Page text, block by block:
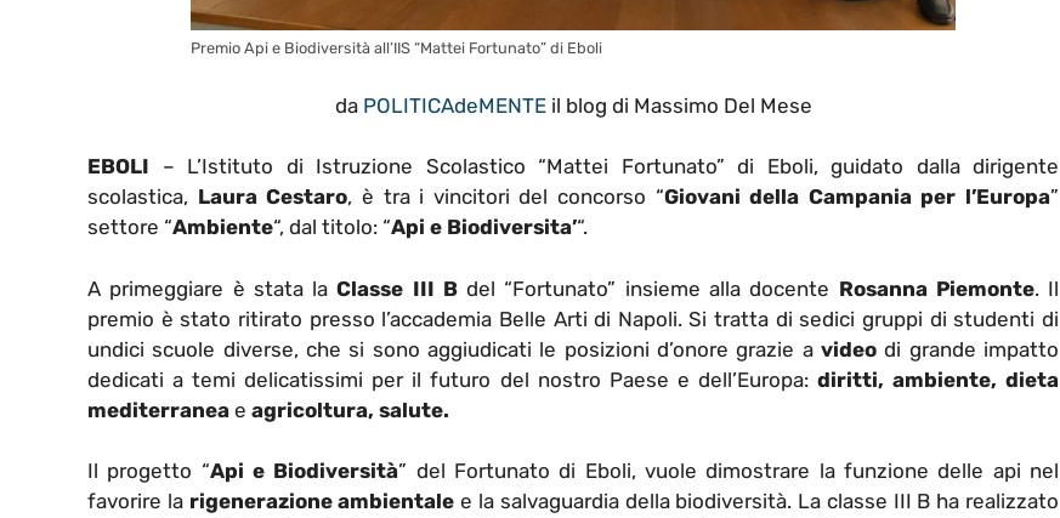
Premio Api e Biodiversità all’IIS “Mattei Fortunato” di Eboli
da POLITICAdeMENTEil blog di Massimo Del Mese
EBOLI – L’Istituto di Istruzione Scolastico “Mattei Fortunato” di Eboli, guidato dalla dirigente
scolastica, Laura Cestaro, è tra i vincitori del concorso “Giovani della Campania per l’Europa”
settore “Ambiente“, dal titolo: “Api e Biodiversita’“.
A primeggiare è stata laClasse III Bdel “Fortunato” insieme alla docente Rosanna Piemonte. Il
premio èstato ritirato presso l’accademia Belle Arti di Napoli. Si tratta di sedici gruppi di studenti di
undici scuole diverse, che si sono aggiudicati le posizioni d’onore grazie a video di grande impatto
dedicati a temi delicatissimi per il futuro del nostro Paese e dell’Europa: diritti, ambiente, dieta
mediterranea e agricoltura, salute.
Il progetto “Api e Biodiversità” del Fortunato di Eboli, vuole dimostrare la funzione delle api nel
favorire la rigenerazione ambientale e la salvaguardia della biodiversità. La classe III B ha realizzato